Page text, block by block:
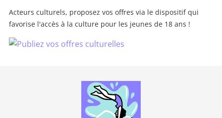
Acteurs culturels, proposez vos offres via le dispositif qui
favorise l'accès à la culture pour les jeunes de 18 ans !